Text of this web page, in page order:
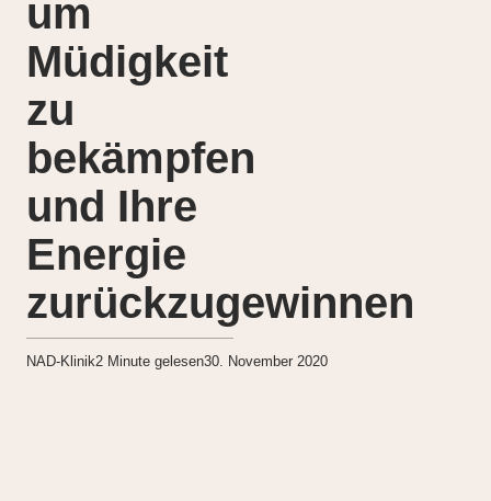
um
Müdigkeit
zu
bekämpfen
und Ihre
Energie
zurückzugewinnen
NAD-Klinik2 Minute gelesen30. November 2020